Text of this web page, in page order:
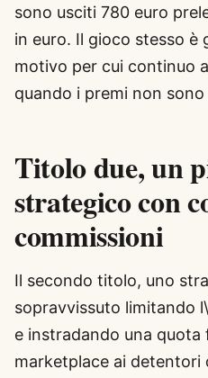
sono usciti 780 euro
in euro. Il gioco stesso è
motivo per cui continuo
quando i premi non
Titolo due, un
strategico con
commissioni
Il secondo titolo, uno
sopravvissuto limitando
e instradando una quota
marketplace ai detentori